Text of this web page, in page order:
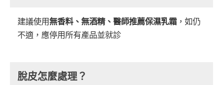
建議使用無香料、無酒精、醫師推薦保濕乳霜 ，如仍
不適，應停用所有產品並就診
脫皮怎麼處理？